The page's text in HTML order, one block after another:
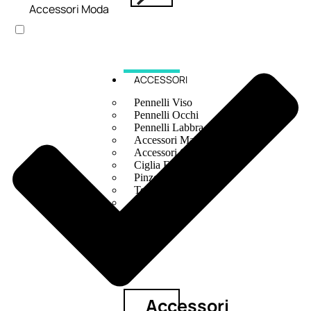
ACCESSORI
Pennelli Viso
Pennelli Occhi
Pennelli Labbra
Accessori Make Up
Accessori Occhi
Ciglia Finte
Pinzette
Temperamatite
Accessori
Accessori Moda